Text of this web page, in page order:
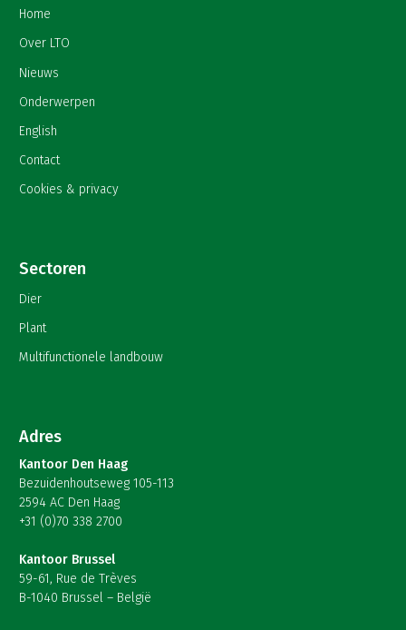
Home
Over LTO
Nieuws
Onderwerpen
English
Contact
Cookies & privacy
Sectoren
Dier
Plant
Multifunctionele landbouw
Adres
Kantoor Den Haag
Bezuidenhoutseweg 105-113
2594 AC Den Haag
+31 (0)70 338 2700
Kantoor Brussel
59-61, Rue de Trèves
B-1040 Brussel – België